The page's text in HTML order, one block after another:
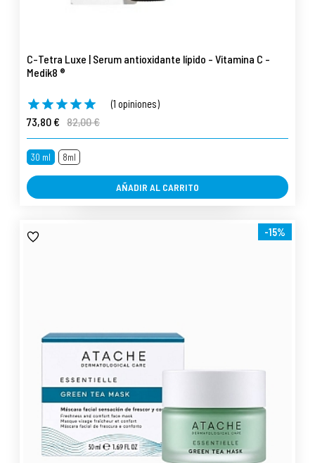
C-Tetra Luxe | Serum antioxidante lípido - Vitamina C -
Medik8 ®
(1 opiniones)
73,80 € 82,00 €
30 ml 8ml
AÑADIR AL CARRITO
-15%